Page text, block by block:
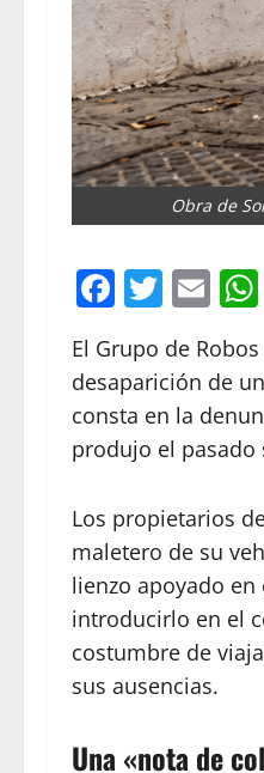
Obra de
El Grupo de
desaparición de
consta en la
produjo el pasado
Los propietarios
maletero de su
lienzo apoyado
introducirlo en el
costumbre de
sus ausencias.
Una «nota de